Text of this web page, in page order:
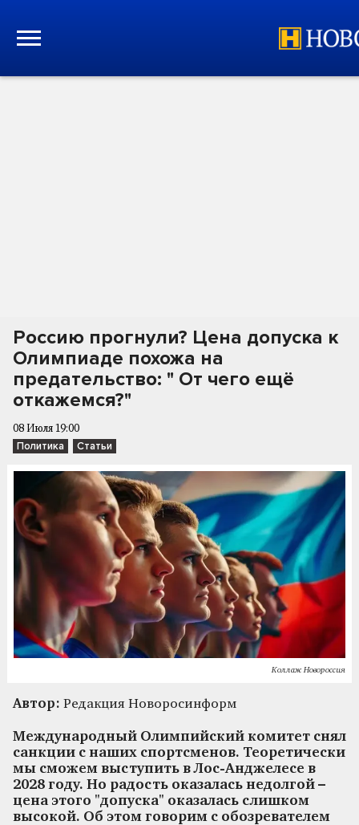
Россию прогнули? Цена допуска к
Олимпиаде похожа на
предательство: " От чего ещё
откажемся?"
08 Июля 19:00
Политика Статьи
Коллаж Новороссия
Автор: Редакция Новоросинформ
Международный Олимпийский комитет снял
санкции с наших спортсменов. Теоретически
мы сможем выступить в Лос-Анджелесе в
2028 году. Но радость оказалась недолгой –
цена этого "допуска" оказалась слишком
высокой. Об этом говорим с обозревателем